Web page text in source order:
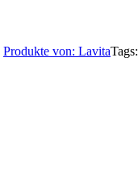
Produkte von: LavitaTags: